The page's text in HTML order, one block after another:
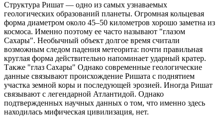
Структура Ришат — одно из самых узнаваемых
геологических образований планеты. Огромная кольцевая
форма диаметром около 45–50 километров хорошо заметна из
космоса. Именно поэтому ее часто называют "глазом
Сахары". Необычный объект долгое время считали
возможным следом падения метеорита: почти правильная
круглая форма действительно напоминает ударный кратер.
Также "глаз Сахары" Однако современные геологические
данные связывают происхождение Ришата с поднятием
участка земной коры и последующей эрозией. Иногда Ришат
связывают с легендарной Атлантидой. Однако
подтвержденных научных данных о том, что именно здесь
находилась мифическая цивилизация, нет.